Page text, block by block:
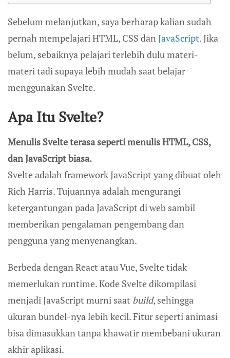
Sebelum melanjutkan, saya berharap kalian sudah
pernah mempelajari HTML, CSS danJavaScript. Jika
belum, sebaiknya pelajari terlebih dulu materi-
materi tadi supaya lebih mudah saat belajar
menggunakan Svelte.
Apa Itu Svelte?
Menulis Svelte terasa seperti menulis HTML, CSS,
dan JavaScript biasa.
Svelte adalah framework JavaScript yang dibuat oleh
Rich Harris. Tujuannya adalah mengurangi
ketergantungan pada JavaScript di web sambil
memberikan pengalaman pengembang dan
pengguna yang menyenangkan.
Berbeda dengan React atau Vue, Svelte tidak
memerlukan runtime. Kode Svelte dikompilasi
menjadi JavaScript murni saat build, sehingga
ukuran bundel-nya lebih kecil. Fitur seperti animasi
bisa dimasukkan tanpa khawatir membebani ukuran
akhir aplikasi.